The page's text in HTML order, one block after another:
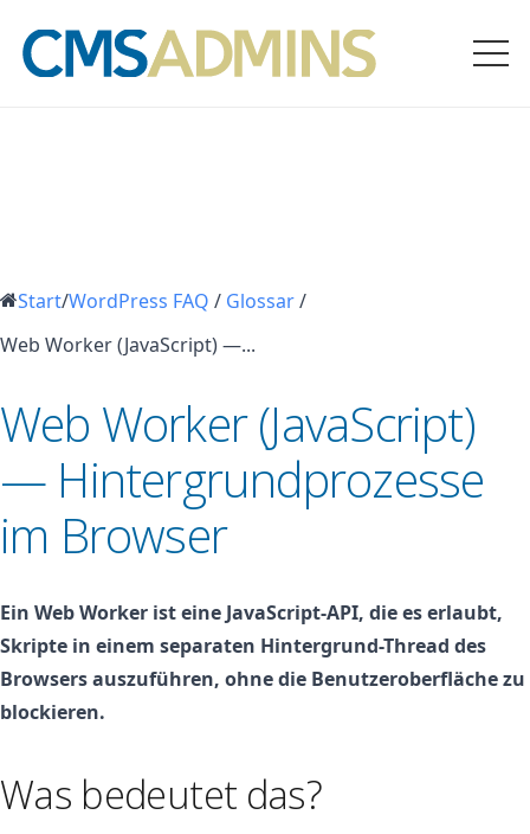
Start/WordPress FAQ / Glossar/
Web Worker (JavaScript) —...
Web Worker (JavaScript)
— Hintergrundprozesse
im Browser
Ein Web Worker ist eine JavaScript-API, die es erlaubt,
Skripte in einem separaten Hintergrund-Thread des
Browsers auszuführen, ohne die Benutzeroberfläche zu
blockieren.
Was bedeutet das?